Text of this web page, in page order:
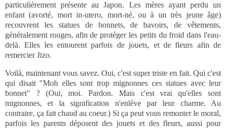
particulièrement présente au Japon. Les mères ayant perdu un
enfant (avorté, mort in-utero, mort-né, ou à un très jeune âge)
recouvrent les statues de bonnets, de bavoirs, de vêtements,
généralement rouges, afin de protéger les petits du froid dans l'eau-
delà. Elles les entourent parfois de jouets, et de fleurs afin de
remercier Jizo.
Voilà, maintenant vous savez. Oui, c'est super triste en fait. Qui c'est
qui disait "Moh elles sont trop mignonnes ces statues avec leur
bonnet" ? (Oui, moi. Pardon. Mais c'est vrai qu'elles sont
mignonnes, et la signification n'enlève par leur charme. Au
contraire, ça fait chaud au coeur.) Si ça peut vous remonter le moral,
parfois les parents déposent des jouets et des fleurs, aussi pour